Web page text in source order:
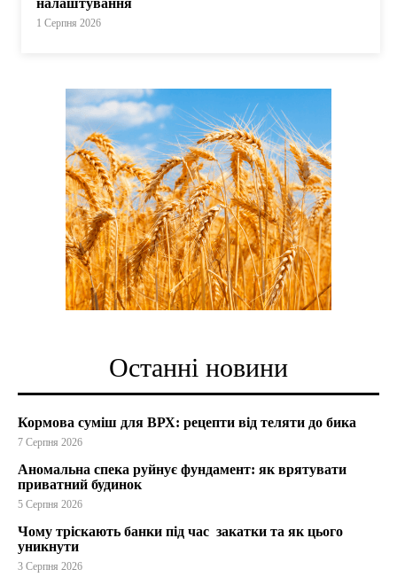
налаштування
1 Серпня 2026
Останні новини
Кормова суміш для ВРХ: рецепти від теляти до бика
7 Серпня 2026
Аномальна спека руйнує фундамент: як врятувати
приватний будинок
5 Серпня 2026
Чому тріскають банки під час закатки та як цього
уникнути
3 Серпня 2026